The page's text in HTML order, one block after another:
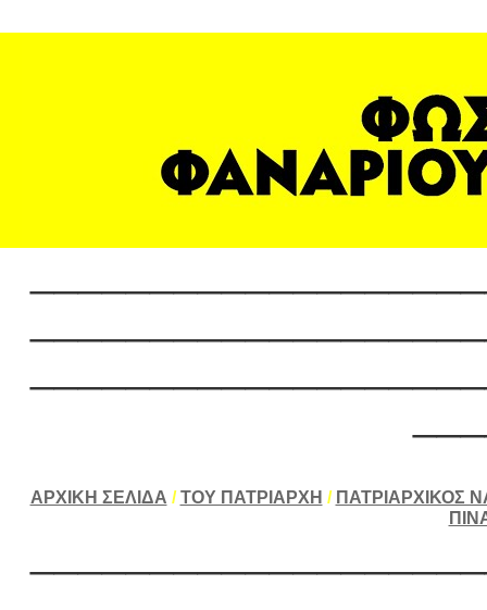
ΑΡΧΙΚΗ ΣΕΛΙΔΑ /ΤΟΥ ΠΑΤΡΙΑΡΧΗ / ΠΑΤΡΙΑΡΧΙΚΟΣ